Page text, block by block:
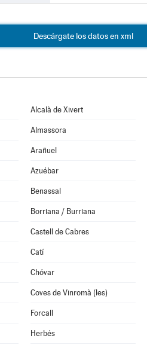
Descárgate los datos en xml
Alcalà de Xivert
Almassora
Arañuel
Azuébar
Benassal
Borriana / Burriana
Castell de Cabres
Catí
Chóvar
Coves de Vinromà (les)
Forcall
Herbés